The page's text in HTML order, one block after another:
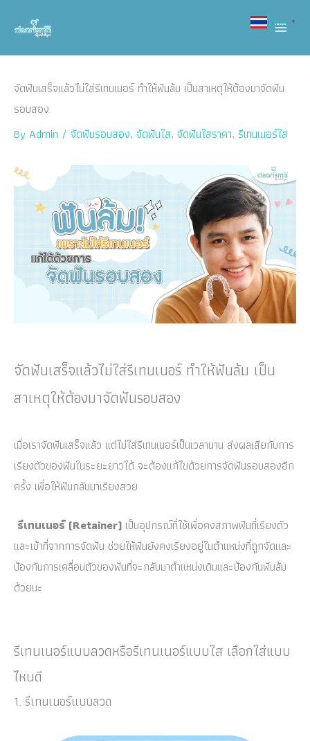
content
จัดฟันเสร็จแล้วไม่ใส่รีเทนเนอร์ ทำให้ฟันล้ม เป็นสาเหตุให้ต้องมาจัดฟัน
รอบสอง
ByAdmin / จัดฟันรอบสอง, จัดฟันใส, จัดฟันใสราคา, รีเทนเนอร์ใส
จัดฟันเสร็จแล้วไม่ใส่รีเทนเนอร์ ทำให้ฟันล้ม เป็น
สาเหตุให้ต้องมาจัดฟันรอบสอง
เมื่อเราจัดฟันเสร็จแล้ว แต่ไม่ใส่รีเทนเนอร์เป็นเวลานาน ส่งผลเสียกับการ
เรียงตัวของฟันในระยะยาวได้ จะต้องแก้ไขด้วยการจัดฟันรอบสองอีก
ครั้ง เพื่อให้ฟันกลับมาเรียงสวย
รีเทนเนอร์ (Retainer) เป็นอุปกรณ์ที่ใช้เพื่อคงสภาพฟันที่เรียงตัว
และเข้าที่จากการจัดฟัน ช่วยให้ฟันยังคงเรียงอยู่ในตำแหน่งที่ถูกจัดและ
ป้องกันการเคลื่อนตัวของฟันที่จะกลับมาตำแหน่งเดิมและป้องกันฟันล้ม
ด้วยนะ
รีเทนเนอร์แบบลวดหรือรีเทนเนอร์แบบใส เลือกใส่แบบ
ไหนดี
1. รีเทนเนอร์แบบลวด
Thai ▼